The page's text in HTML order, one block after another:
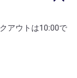
アウトは10:00で